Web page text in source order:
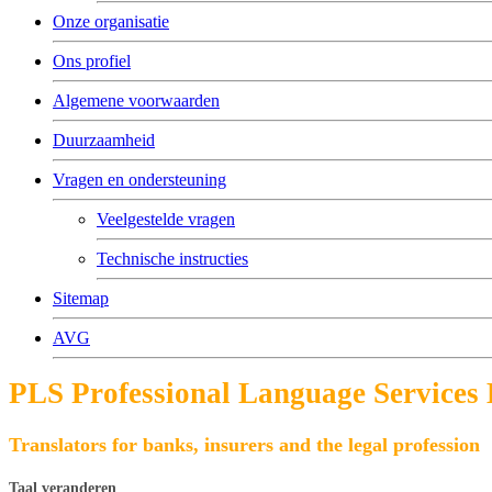
Onze organisatie
Ons profiel
Algemene voorwaarden
Duurzaamheid
Vragen en ondersteuning
Veelgestelde vragen
Technische instructies
Sitemap
AVG
PLS Professional Language Services
Translators for banks, insurers and the legal profession
Taal veranderen